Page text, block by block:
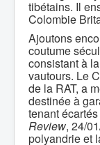
tibétains. Il
Colombie
Ajoutons
coutume
consistant à
vautours. Le
de la RAT, a
destinée à
tenant
Review, 24/
polyandrie et